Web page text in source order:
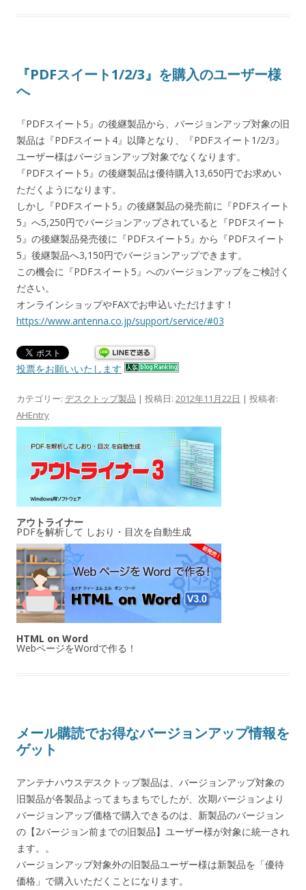
『PDFスイート1/2/3』を購入のユーザー様
へ
『PDFスイート5』の後継製品から、バージョンアップ対象の旧
製品は『PDFスイート4』以降となり、『PDFスイート1/2/3』
ユーザー様はバージョンアップ対象でなくなります。
『PDFスイート5』の後継製品は優待購入13,650円でお求めい
ただくようになります。
しかし『PDFスイート5』の後継製品の発売前に『PDFスイート
5』へ5,250円でバージョンアップされていると『PDFスイート
5』の後継製品発売後に『PDFスイート5』から『PDFスイート
5』後継製品へ3,150円でバージョンアップできます。
この機会に『PDFスイート5』へのバージョンアップをご検討く
ださい。
オンラインショップやFAXでお申込いただけます！
https://www.antenna.co.jp/support/service/#03
投票をお願いいたします
カテゴリー: デスクトップ製品 | 投稿日: 2012年11月22日 | 投稿者:
AHEntry
アウトライナー
PDFを解析して しおり・目次を自動生成
HTML on Word
WebページをWordで作る！
メール購読でお得なバージョンアップ情報を
ゲット
アンテナハウスデスクトップ製品は、バージョンアップ対象の
旧製品が各製品よってまちまちでしたが、次期バージョンより
バージョンアップ価格で購入できるのは、新製品のバージョン
の【2バージョン前までの旧製品】ユーザー様が対象に統一され
ます。。
バージョンアップ対象外の旧製品ユーザー様は新製品を「優待
価格」で購入いただくことになります。